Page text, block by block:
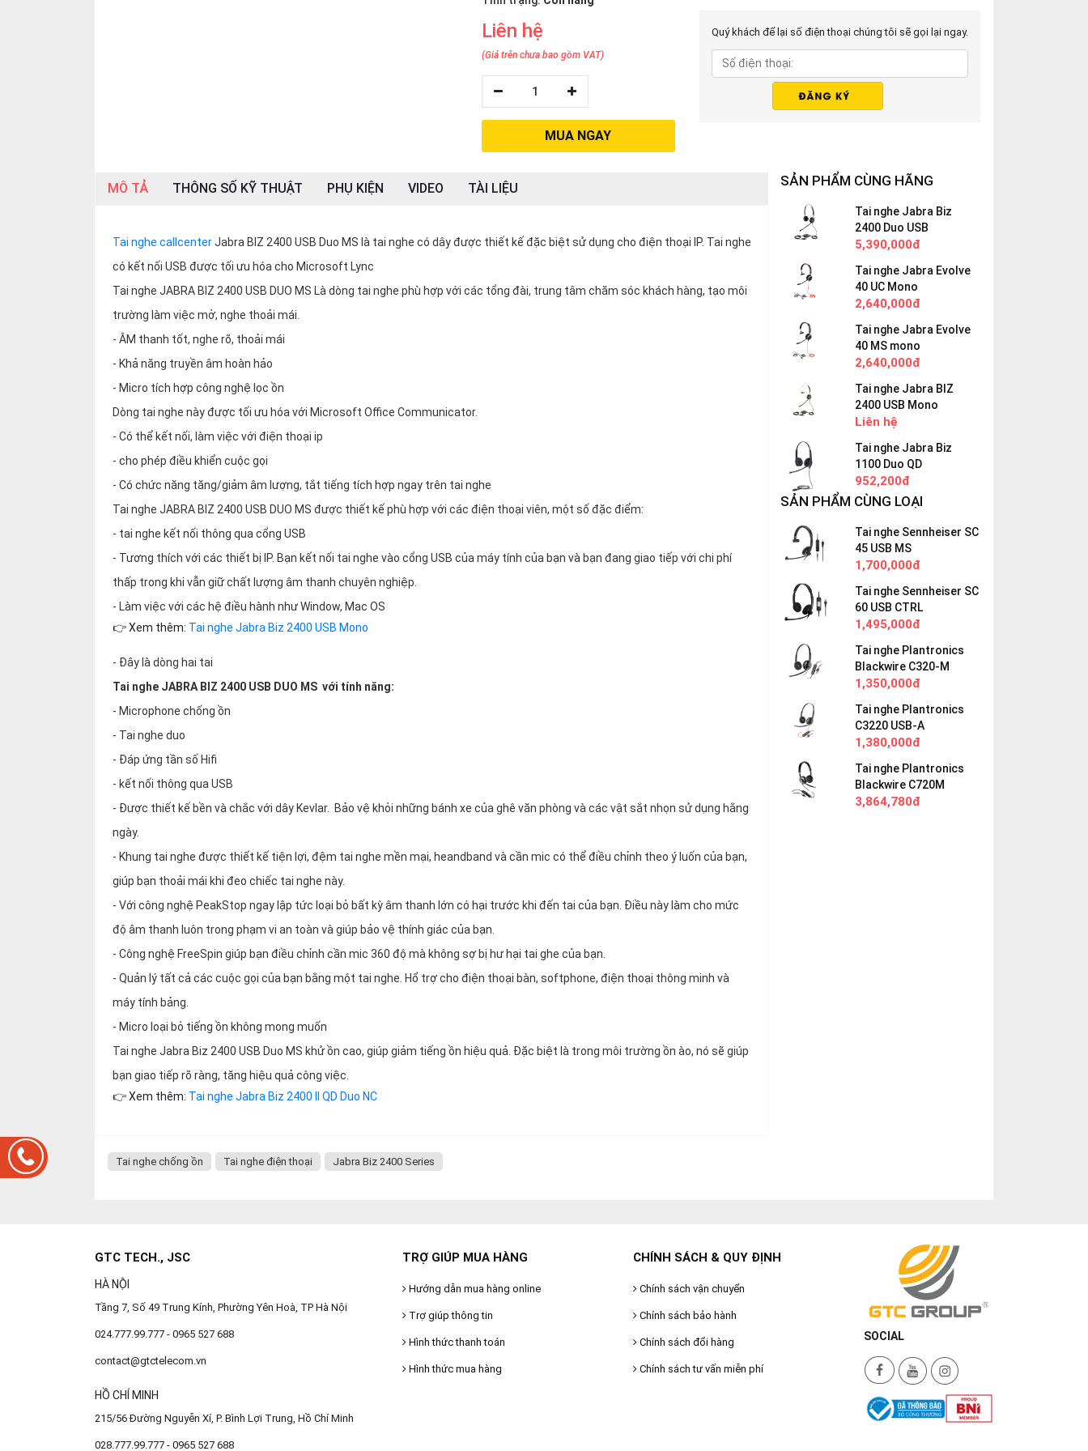
Liên hệ
(Giá trên chưa bao gồm VAT)
1
MUA NGAY
Quý khách để lại số điện thoại chúng tôi sẽ gọi lại ngay.
MÔ TẢ THÔNG SỐ KỸ THUẬT PHỤ KIỆN VIDEO TÀI LIỆU
Tai nghe callcenterJabra BIZ 2400 USB Duo MS là tai nghe có dây được thiết kế đặc biệt sử dụng cho điện thoại IP. Tai nghe
có kết nối USB được tối ưu hóa cho Microsoft Lync
Tai nghe JABRA BIZ 2400 USB DUO MS Là dòng tai nghe phù hợp với các tổng đài, trung tâm chăm sóc khách hàng, tạo môi
trường làm việc mở, nghe thoải mái.
- ÂM thanh tốt, nghe rõ, thoải mái
- Khả năng truyền âm hoàn hảo
- Micro tích hợp công nghệ lọc ồn
Dòng tai nghe này được tối ưu hóa với Microsoft Office Communicator.
- Có thể kết nối, làm việc với điện thoại ip
- cho phép điều khiển cuộc gọi
- Có chức năng tăng/giảm âm lượng, tắt tiếng tích hợp ngay trên tai nghe
Tai nghe JABRA BIZ 2400 USB DUO MS được thiết kế phù hợp với các điện thoại viên, một số đặc điểm:
- tai nghe kết nối thông qua cổng USB
- Tương thích với các thiết bị IP. Bạn kết nối tai nghe vào cổng USB của máy tính của bạn và bạn đang giao tiếp với chi phí
thấp trong khi vẫn giữ chất lượng âm thanh chuyên nghiệp.
- Làm việc với các hệ điều hành như Window, Mac OS
👉 Xem thêm: Tai nghe Jabra Biz 2400 USB Mono
- Đây là dòng hai tai
Tai nghe JABRA BIZ 2400 USB DUO MS với tính năng:
- Microphone chống ồn
- Tai nghe duo
- Đáp ứng tần số Hifi
- kết nối thông qua USB
- Được thiết kế bền và chắc với dây Kevlar. Bảo vệ khỏi những bánh xe của ghê văn phòng và các vật sắt nhọn sử dụng hằng
ngày.
- Khung tai nghe được thiết kế tiện lợi, đệm tai nghe mền mại, heandband và cần mic có thể điều chỉnh theo ý luốn của bạn,
giúp bạn thoải mái khi đeo chiếc tai nghe này.
- Với công nghệ PeakStop ngay lập tức loại bỏ bất kỳ âm thanh lớn có hại trước khi đến tai của bạn. Điều này làm cho mức
độ âm thanh luôn trong phạm vi an toàn và giúp bảo vệ thính giác của bạn.
- Công nghệ FreeSpin giúp bạn điều chỉnh cần mic 360 độ mà không sợ bị hư hại tai ghe của bạn.
- Quản lý tất cả các cuộc gọi của bạn bằng một tai nghe. Hổ trợ cho điện thoại bàn, softphone, điện thoại thông minh và
máy tính bảng.
- Micro loại bỏ tiếng ồn không mong muốn
Tai nghe Jabra Biz 2400 USB Duo MS khử ồn cao, giúp giảm tiếng ồn hiệu quả. Đặc biệt là trong môi trường ồn ào, nó sẽ giúp
bạn giao tiếp rõ ràng, tăng hiệu quả công việc.
👉 Xem thêm: Tai nghe Jabra Biz 2400 II QD Duo NC
Tai nghe chống ồn Tai nghe điện thoại Jabra Biz 2400 Series
SẢN PHẨM CÙNG HÃNG
Tai nghe Jabra Biz
2400 Duo USB
5,390,000đ
Tai nghe Jabra Evolve
40 UC Mono
2,640,000đ
Tai nghe Jabra Evolve
40 MS mono
2,640,000đ
Tai nghe Jabra BIZ
2400 USB Mono
Liên hệ
Tai nghe Jabra Biz
1100 Duo QD
952,200đ
SẢN PHẨM CÙNG LOẠI
Tai nghe Sennheiser SC
45 USB MS
1,700,000đ
Tai nghe Sennheiser SC
60 USB CTRL
1,495,000đ
Tai nghe Plantronics
Blackwire C320-M
1,350,000đ
Tai nghe Plantronics
C3220 USB-A
1,380,000đ
Tai nghe Plantronics
Blackwire C720M
3,864,780đ
GTC TECH., JSC
HÀ NỘI
Tầng 7, Số 49 Trung Kính, Phường Yên Hoà, TP Hà Nội
024.777.99.777 - 0965 527 688
contact@gtctelecom.vn
HỒ CHÍ MINH
215/56 Đường Nguyễn Xí, P. Bình Lợi Trung, Hồ Chí Minh
028.777.99.777 - 0965 527 688
TRỢ GIÚP MUA HÀNG
Hướng dẫn mua hàng online
Trợ giúp thông tin
Hình thức thanh toán
Hình thức mua hàng
CHÍNH SÁCH & QUY ĐỊNH
Chính sách vận chuyển
Chính sách bảo hành
Chính sách đổi hàng
Chính sách tư vấn miễn phí
SOCIAL